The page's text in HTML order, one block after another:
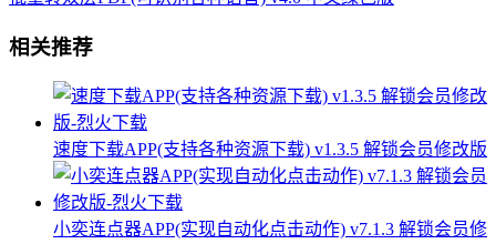
相关推荐
速度下载APP(支持各种资源下载) v1.3.5 解锁会员修改版
小奕连点器APP(实现自动化点击动作) v7.1.3 解锁会员修